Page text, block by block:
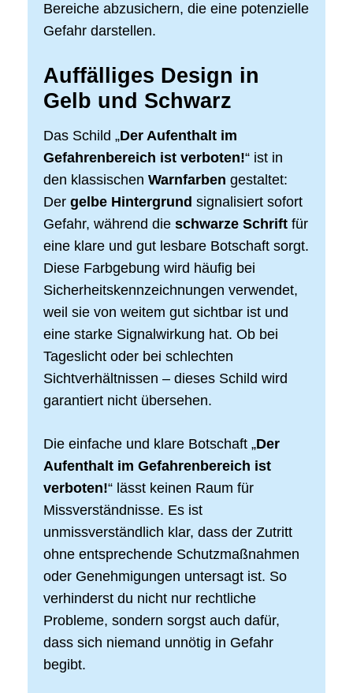
Bereiche abzusichern, die eine potenzielle
Gefahr darstellen.
Auffälliges Design in
Gelb und Schwarz
Das Schild „Der Aufenthalt im
Gefahrenbereich ist verboten!“ ist in
den klassischen Warnfarben gestaltet:
Der gelbe Hintergrund signalisiert sofort
Gefahr, während die schwarze Schrift für
eine klare und gut lesbare Botschaft sorgt.
Diese Farbgebung wird häufig bei
Sicherheitskennzeichnungen verwendet,
weil sie von weitem gut sichtbar ist und
eine starke Signalwirkung hat. Ob bei
Tageslicht oder bei schlechten
Sichtverhältnissen – dieses Schild wird
garantiert nicht übersehen.
Die einfache und klare Botschaft „Der
Aufenthalt im Gefahrenbereich ist
verboten!“ lässt keinen Raum für
Missverständnisse. Es ist
unmissverständlich klar, dass der Zutritt
ohne entsprechende Schutzmaßnahmen
oder Genehmigungen untersagt ist. So
verhinderst du nicht nur rechtliche
Probleme, sondern sorgst auch dafür,
dass sich niemand unnötig in Gefahr
begibt.